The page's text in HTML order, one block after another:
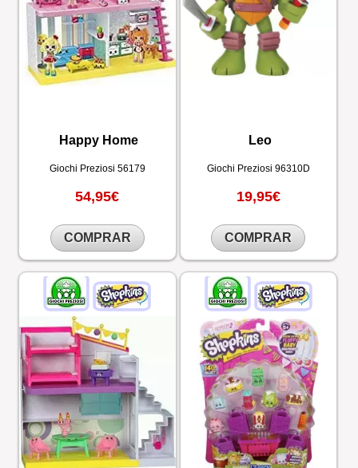
Happy Home
Giochi Preziosi 56179
54,95€
COMPRAR
Leo
Giochi Preziosi 96310D
19,95€
COMPRAR